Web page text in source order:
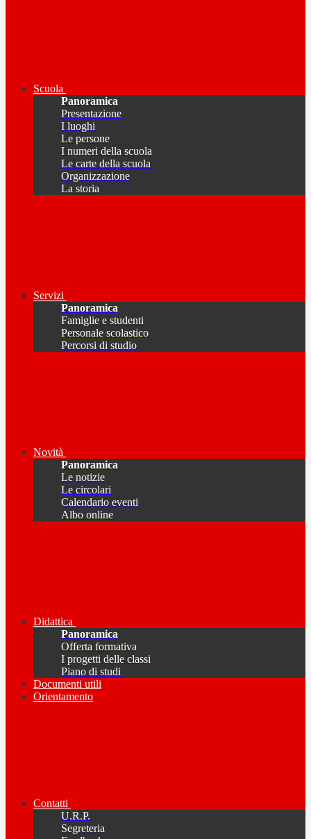
Scuola
Panoramica
Presentazione
I luoghi
Le persone
I numeri della scuola
Le carte della scuola
Organizzazione
La storia
Servizi
Panoramica
Famiglie e studenti
Personale scolastico
Percorsi di studio
Novità
Panoramica
Le notizie
Le circolari
Calendario eventi
Albo online
Didattica
Panoramica
Offerta formativa
I progetti delle classi
Piano di studi
Documenti utili
Orientamento
Contatti
U.R.P.
Segreteria